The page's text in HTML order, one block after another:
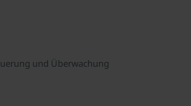
und Überwachung